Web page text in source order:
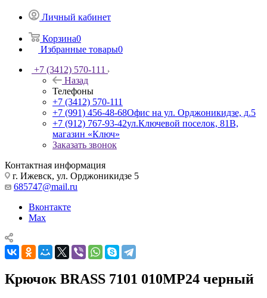
Личный кабинет
Корзина0
Избранные товары0
+7 (3412) 570-111
Назад
Телефоны
+7 (3412) 570-111
+7 (991) 456-48-68Офис на ул. Орджоникидзе, д.5
+7 (912) 767-93-42ул.Ключевой поселок, 81В,
магазин «Ключ»
Заказать звонок
Контактная информация
г. Ижевск, ул. Орджоникидзе 5
685747@mail.ru
Вконтакте
Max
Крючок BRASS 7101 010МР24 черный